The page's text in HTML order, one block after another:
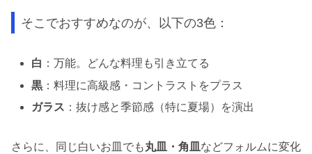
そこでおすすめなのが、以下の3色：
白 ：万能。どんな料理も引き立てる
黒 ：料理に高級感・コントラストをプラス
ガラス ：抜け感と季節感（特に夏場）を演出
さらに、同じ白いお皿でも丸皿・角皿 などフォルムに変化